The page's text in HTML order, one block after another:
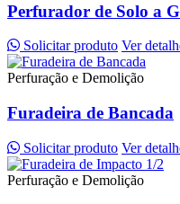
Perfurador de Solo a
Solicitar produto Ver
Perfuração e Demolição
Furadeira de Bancada
Solicitar produto Ver
Perfuração e Demolição